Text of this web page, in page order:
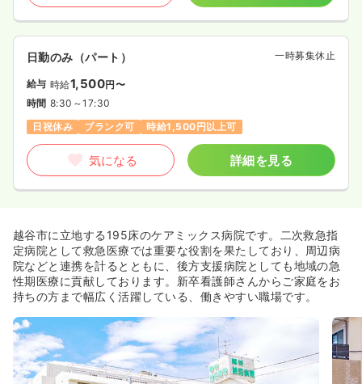
日勤のみ（パート） 一時募集休止
給与 時給1,500円〜
時間 8:30～17:30
日祝休み
ブランク可 時給1,500円以上可
気になる 詳細を見る
越谷市に立地する195床のケアミックス病院です。二次救急指
定病院として救急医療では重要な役割を果たしており、周辺病
院などと連携を計るとともに、後方支援病院としても地域の急
性期医療に貢献しております。新卒看護師さんからご家庭をお
持ちの方まで幅広く活躍している、働きやすい職場です。